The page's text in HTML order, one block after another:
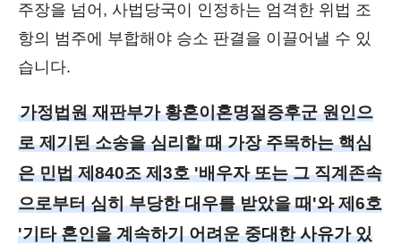
주장을 넘어, 사법당국이 인정하는 엄격한 위법 조
항의 범주에 부합해야 승소 판결을 이끌어낼 수 있
습니다.
가정법원 재판부가 황혼이혼명절증후군 원인으
로 제기된 소송을 심리할 때 가장 주목하는 핵심
은 민법 제840조 제3호 '배우자 또는 그 직계존속
으로부터 심히 부당한 대우를 받았을 때'와 제6호
'기타 혼인을 계속하기 어려운 중대한 사유가 있